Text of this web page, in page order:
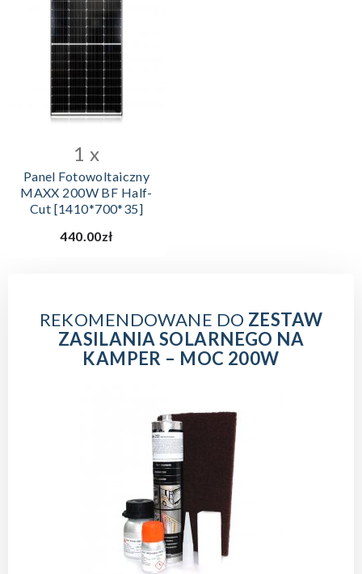
1 x
Panel Fotowoltaiczny
MAXX 200W BF Half-
Cut [1410*700*35]
440.00zł
REKOMENDOWANE DO ZESTAW
ZASILANIA SOLARNEGO NA
KAMPER – MOC 200W